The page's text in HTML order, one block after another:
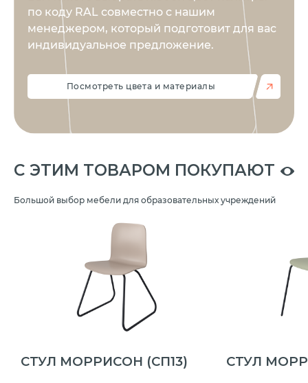
по коду RAL совместно с нашим
менеджером, который подготовит для вас
индивидуальное предложение.
Посмотреть цвета и материалы
C ЭТИМ ТОВАРОМ ПОКУПАЮТ
Большой выбор мебели для образовательных учреждений
СТУЛ МОРРИСОН (СП13) СТУЛ